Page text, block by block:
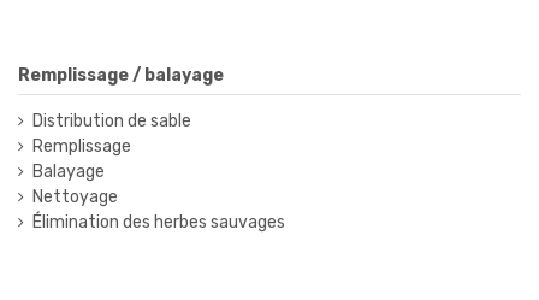
Remplissage / balayage
Distribution de sable
Remplissage
Balayage
Nettoyage
Élimination des herbes sauvages